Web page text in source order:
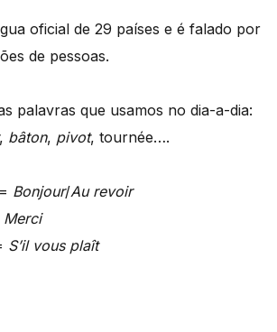
oficial de 29 países e é falado por
de pessoas.
palavras que usamos no dia-a-dia:
, bâton, pivot, tournée….
Bonjour/Au revoir
Merci
S’il vous plaît